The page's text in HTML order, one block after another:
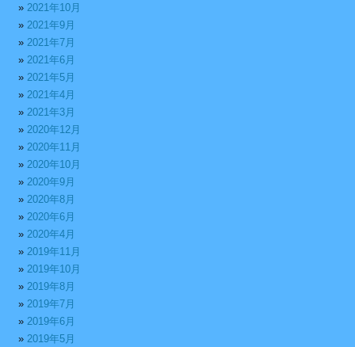
2021年10月
2021年9月
2021年7月
2021年6月
2021年5月
2021年4月
2021年3月
2020年12月
2020年11月
2020年10月
2020年9月
2020年8月
2020年6月
2020年4月
2019年11月
2019年10月
2019年8月
2019年7月
2019年6月
2019年5月